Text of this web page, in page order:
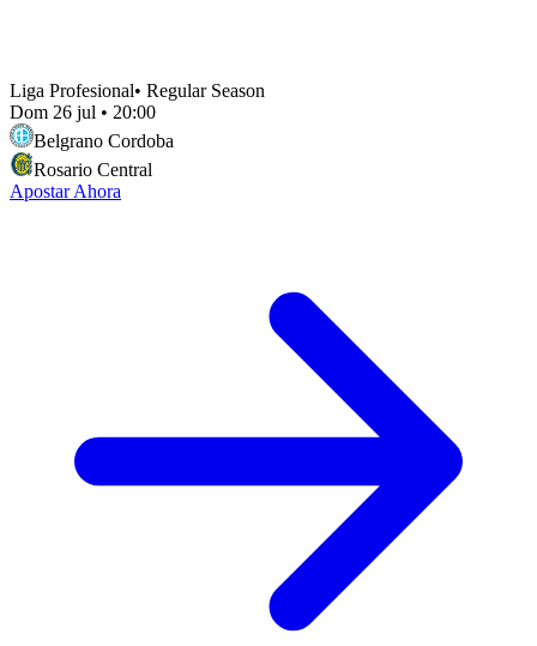
Liga Profesional• Regular Season
Dom 26 jul • 20:00
Belgrano Cordoba
Rosario Central
Apostar Ahora